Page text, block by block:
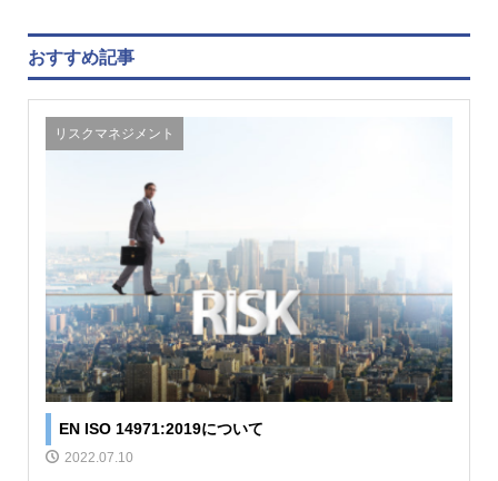
おすすめ記事
リスクマネジメント
EN ISO 14971:2019について
2022.07.10